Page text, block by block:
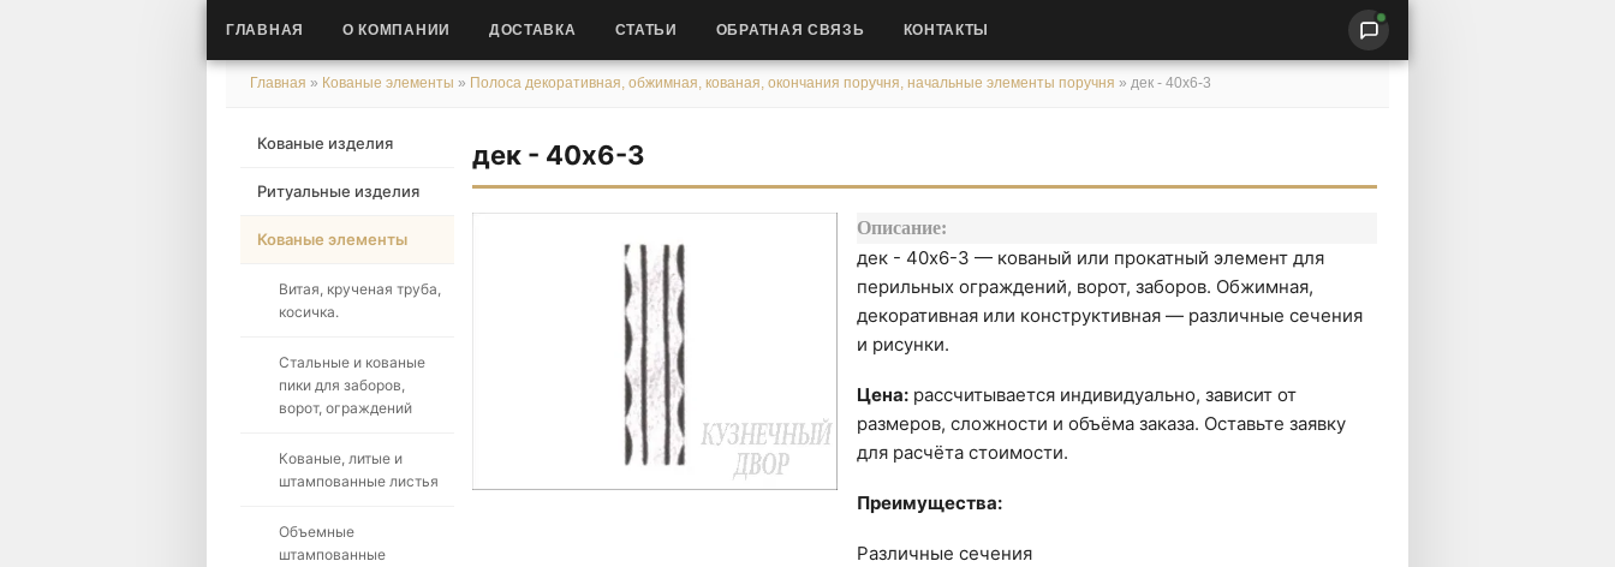
ГЛАВНАЯ О КОМПАНИИ ДОСТАВКА СТАТЬИ ОБРАТНАЯ СВЯЗЬ КОНТАКТЫ
Главная » Кованые элементы » Полоса декоративная, обжимная, кованая, окончания поручня, начальные элементы поручня » дек - 40х6-3
Кованые изделия
Ритуальные изделия
Кованые элементы
Витая, крученая труба,
косичка.
Стальные и кованые
пики для заборов,
ворот, ограждений
Кованые, литые и
штампованные листья
Объемные
штампованные
дек - 40х6-3
Описание:
дек - 40х6-3 — кованый или прокатный элемент для
перильных ограждений, ворот, заборов. Обжимная,
декоративная или конструктивная — различные сечения
и рисунки.
Цена: рассчитывается индивидуально, зависит от
размеров, сложности и объёма заказа. Оставьте заявку
для расчёта стоимости.
Преимущества:
Различные сечения